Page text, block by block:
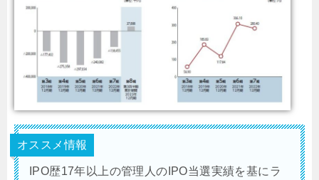
オススメ情報
IPO歴17年以上の管理人のIPO当選実績を基にラ